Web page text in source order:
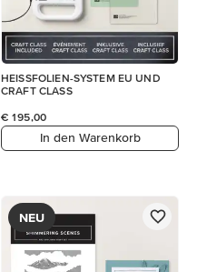
HEISSFOLIEN-SYSTEM EU UND
CRAFT CLASS
€ 195,00
In den Warenkorb
NEU